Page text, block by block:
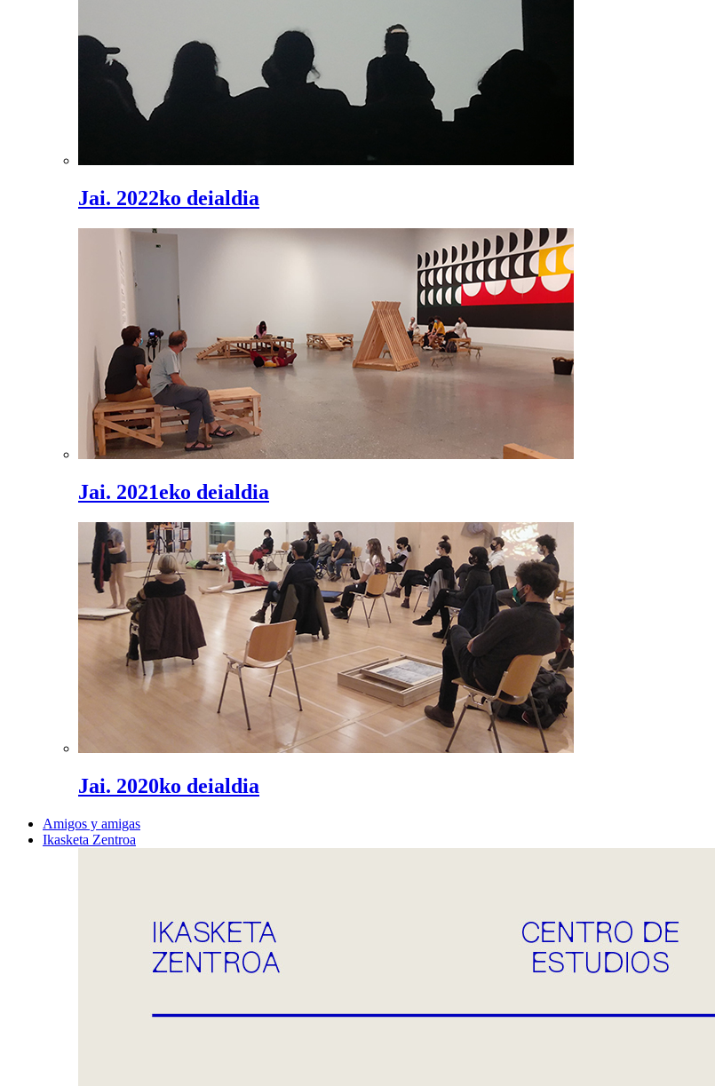
Jai. 2022ko deialdia
Jai. 2021eko deialdia
Jai. 2020ko deialdia
Amigos y amigas
Ikasketa Zentroa